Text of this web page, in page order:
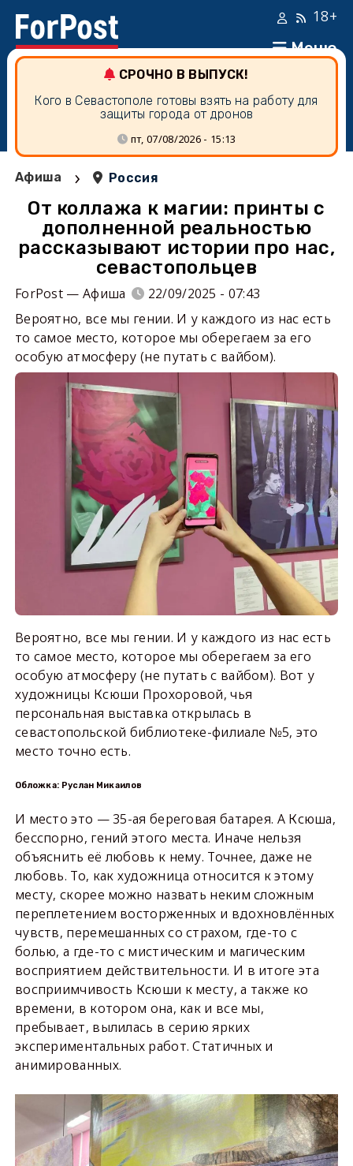
Меню
18+
СРОЧНО В ВЫПУСК!
Кого в Севастополе готовы взять на работу для
защиты города от дронов
пт, 07/08/2026 - 15:13
Афиша › Россия
От коллажа к магии: принты с
дополненной реальностью
рассказывают истории про нас,
севастопольцев
ForPost — Афиша
22/09/2025 - 07:43
Вероятно, все мы гении. И у каждого из нас есть
то самое место, которое мы оберегаем за его
особую атмосферу (не путать с вайбом).
Вероятно, все мы гении. И у каждого из нас есть
то самое место, которое мы оберегаем за его
особую атмосферу (не путать с вайбом). Вот у
художницы Ксюши Прохоровой, чья
персональная выставка открылась в
севастопольской библиотеке-филиале №5, это
место точно есть.
Обложка: Руслан Микаилов
И место это — 35-ая береговая батарея. А Ксюша,
бесспорно, гений этого места. Иначе нельзя
объяснить её любовь к нему. Точнее, даже не
любовь. То, как художница относится к этому
месту, скорее можно назвать неким сложным
переплетением восторженных и вдохновлённых
чувств, перемешанных со страхом, где-то с
болью, а где-то с мистическим и магическим
восприятием действительности. И в итоге эта
восприимчивость Ксюши к месту, а также ко
времени, в котором она, как и все мы,
пребывает, вылилась в серию ярких
экспериментальных работ. Статичных и
анимированных.